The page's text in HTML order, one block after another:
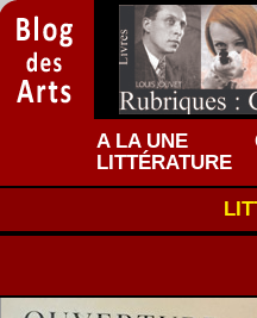
A LA UNE
LITTÉRATURE